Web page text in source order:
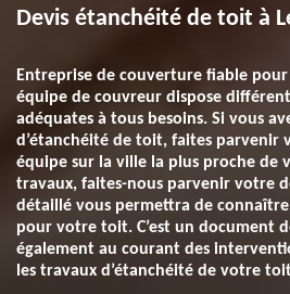
Devis étanchéité de toit à
Entreprise de couverture fiable
équipe de couvreur dispose
adéquates à tous besoins. Si vous
d’étanchéité de toit, faites parvenir
équipe sur la ville la plus proche de
travaux, faites-nous parvenir votre
détaillé vous permettra de
pour votre toit. C’est un document
également au courant des
les travaux d’étanchéité de votre